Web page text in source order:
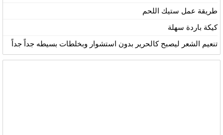
طريقة عمل ستيك اللحم
كيكة باردة سهلة
تنعيم الشعر ليصبح كالحرير بدون استشوار وبخلطات بسيطه جداً جداً